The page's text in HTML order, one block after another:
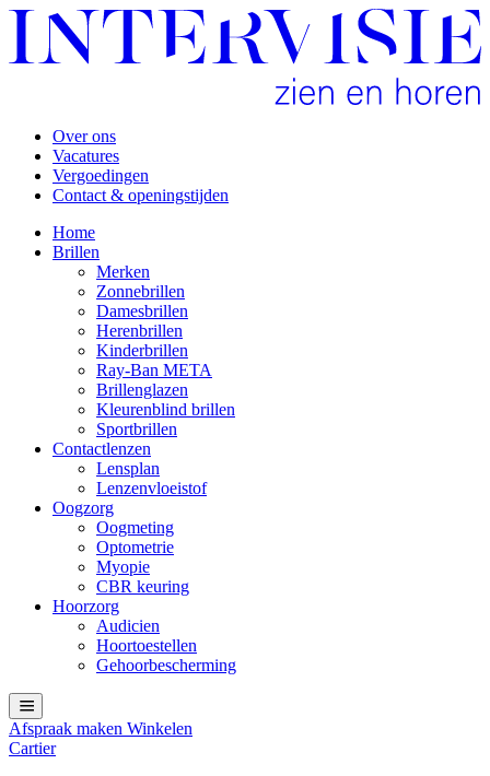
Over ons
Vacatures
Vergoedingen
Contact & openingstijden
Home
Brillen
Merken
Zonnebrillen
Damesbrillen
Herenbrillen
Kinderbrillen
Ray-Ban META
Brillenglazen
Kleurenblind brillen
Sportbrillen
Contactlenzen
Lensplan
Lenzenvloeistof
Oogzorg
Oogmeting
Optometrie
Myopie
CBR keuring
Hoorzorg
Audicien
Hoortoestellen
Gehoorbescherming
Afspraak maken Winkelen
Cartier